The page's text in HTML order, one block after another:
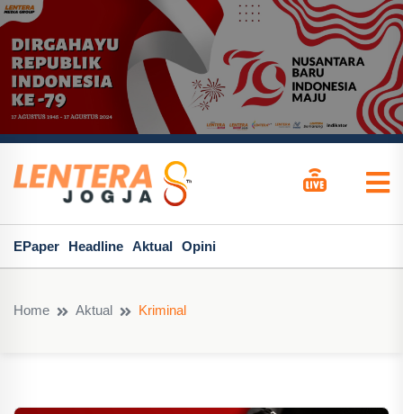
EPaper Headline Aktual Opini
Home Aktual Kriminal